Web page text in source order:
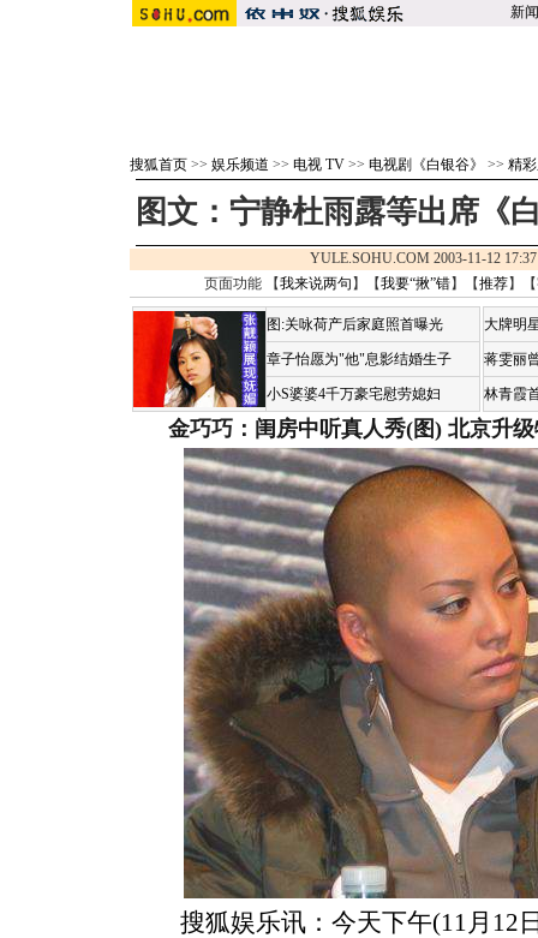
新闻
搜狐首页 >> 娱乐频道 >> 电视 TV >> 电视剧《白银谷》 >> 精
图文：宁静杜雨露等出席《
YULE.SOHU.COM 2003-11-12
页面功能 【我来说两句 】【我要“揪”错】【推荐】
图:关咏荷产后家庭照首曝光
章子怡愿为"他"息影结婚生子
小S婆婆4千万豪宅慰劳媳妇
大牌明
蒋雯丽
林青霞
金巧巧：闺房中听真人秀(图) 北京升
搜狐娱乐讯：今天下午(11月12